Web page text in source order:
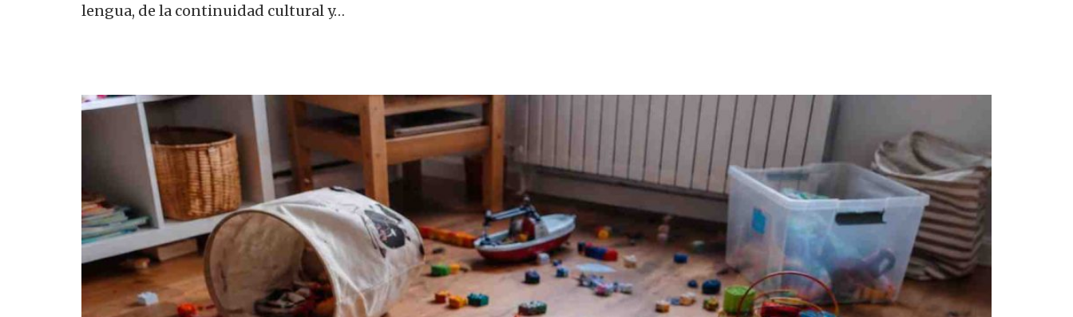
lengua, de la continuidad cultural y…